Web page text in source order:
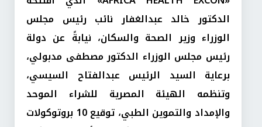
الدكتور خالد عبدالغفار نائب رئيس مجلس
الوزراء وزير الصحة والسكان، نيابةً عن دولة
رئيس مجلس الوزراء الدكتور مصطفى مدبولي،
برعاية السيد الرئيس عبدالفتاح السيسي،
وتنظمه الهيئة المصرية للشراء الموحد
والإمداد والتموين الطبي، توقيع 10 بروتوكولات